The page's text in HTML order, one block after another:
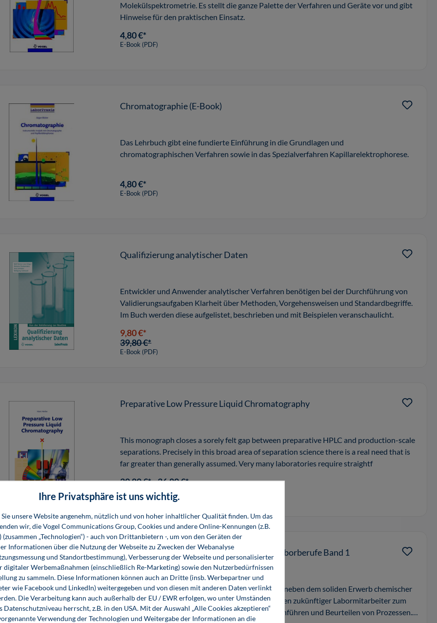
Molekülspektrometrie. Es stellt die ganze Palette der Verfahren und Geräte vor und gibt
Hinweise für den praktischen Einsatz.
4,80 €*
E-Book (PDF)
Chromatographie (E-Book)
Das Lehrbuch gibt eine fundierte Einführung in die Grundlagen und
chromatographischen Verfahren sowie in das Spezialverfahren Kapillarelektrophorese.
4,80 €*
E-Book (PDF)
Qualifizierung analytischer Daten
Entwickler und Anwender analytischer Verfahren benötigen bei der Durchführung von
Validierungsaufgaben Klarheit über Methoden, Vorgehensweisen und Standardbegriffe.
Im Buch werden diese aufgelistet, beschrieben und mit Beispielen veranschaulicht.
9,80 €*
39,80 €*
E-Book (PDF)
Preparative Low Pressure Liquid Chromatography
This monograph closes a sorely felt gap between preparative HPLC and production-scale
separations. Precisely in this broad area of separation science there is a real need that is
far greater than generally assumed. Very many laboratories require straightf
39,80 €*
Buch
36,80 €*
E-Book (PDF)
Die handlungsorientierte Ausbildung für Laborberufe Band 1
Das Ziel der gesamten Buchreihe Laborberufe ist neben dem soliden Erwerb chemischer
und physikalischer Grundkenntnisse das Hinführen zukünftiger Labormitarbeiter zum
selbstständigen und ganzheitlichen Planen, Durchführen und Beurteilen von Prozessen.
Ihre Privatsphäre ist uns wichtig.
unsere Website angenehm, nützlich und von hoher inhaltlicher Qualität finden. Um das
wir, die Vogel Communications Group, Cookies und andere Online-Kennungen (z.B.
„Technologien“) - auch von Drittanbietern -, um von den Geräten der
Informationen über die Nutzung der Webseite zu Zwecken der Webanalyse
und Standortbestimmung), Verbesserung der Webseite und personalisierter
digitaler Werbemaßnahmen (einschließlich Re-Marketing) sowie den Nutzerbedürfnissen
zu sammeln. Diese Informationen können auch an Dritte (insb. Werbepartner und
wie Facebook und LinkedIn) weitergegeben und von diesen mit anderen Daten verlinkt
Die Verarbeitung kann auch außerhalb der EU / EWR erfolgen, wo unter Umständen
Datenschutzniveau herrscht, z.B. in den USA. Mit der Auswahl „Alle Cookies akzeptieren“
Verwendung der Technologien und Weitergabe der Informationen an die